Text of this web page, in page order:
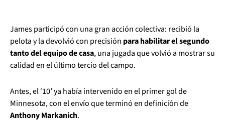
James participó con una gran acción colectiva: recibió la
pelota y la devolvió con precisión para habilitar el segundo
tanto del equipo de casa, una jugada que volvió a mostrar su
calidad en el último tercio del campo.
Antes, el ‘10’ ya había intervenido en el primer gol de
Minnesota, con el envío que terminó en definición de
Anthony Markanich.